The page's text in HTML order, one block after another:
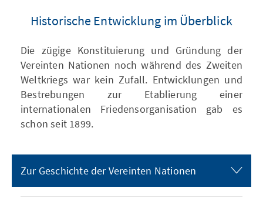
Historische Entwicklung im Überblick
Die zügige Konstituierung und Gründung der
Vereinten Nationen noch während des Zweiten
Weltkriegs war kein Zufall. Entwicklungen und
Bestrebungen zur Etablierung einer
internationalen Friedensorganisation gab es
schon seit 1899.
Zur Geschichte der Vereinten Nationen